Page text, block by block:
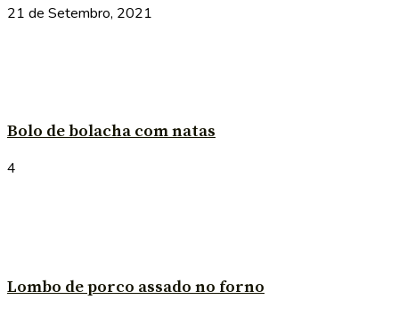
21 de Setembro, 2021
Bolo de bolacha com natas
4
Lombo de porco assado no forno